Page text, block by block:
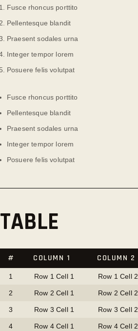
Fusce rhoncus porttito
Pellentesque blandit
Praesent sodales urna
Integer tempor lorem
Posuere felis volutpat
Fusce rhoncus porttito
Pellentesque blandit
Praesent sodales urna
Integer tempor lorem
Posuere felis volutpat
TABLE
# COLUMN 1 COLUMN 2
1 Row 1 Cell 1 Row 1 Cell 2
2 Row 2 Cell 1 Row 2 Cell 2
3 Row 3 Cell 1 Row 3 Cell 2
4 Row 4 Cell 1 Row 4 Cell 2